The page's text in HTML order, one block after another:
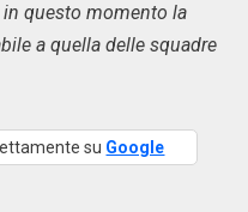
questo momento la
a quella delle squadre
su Google